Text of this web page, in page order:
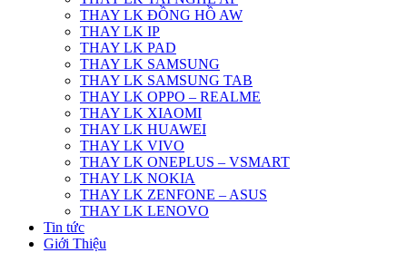
THAY LK ĐỒNG HỒ AW
THAY LK IP
THAY LK PAD
THAY LK SAMSUNG
THAY LK SAMSUNG TAB
THAY LK OPPO – REALME
THAY LK XIAOMI
THAY LK HUAWEI
THAY LK VIVO
THAY LK ONEPLUS – VSMART
THAY LK NOKIA
THAY LK ZENFONE – ASUS
THAY LK LENOVO
Tin tức
Giới Thiệu